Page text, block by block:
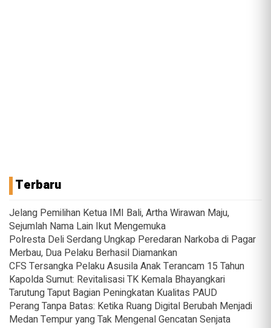
Terbaru
Jelang Pemilihan Ketua IMI Bali, Artha Wirawan Maju,
Sejumlah Nama Lain Ikut Mengemuka
Polresta Deli Serdang Ungkap Peredaran Narkoba di Pagar
Merbau, Dua Pelaku Berhasil Diamankan
CFS Tersangka Pelaku Asusila Anak Terancam 15 Tahun
Kapolda Sumut: Revitalisasi TK Kemala Bhayangkari
Tarutung Taput Bagian Peningkatan Kualitas PAUD
Perang Tanpa Batas: Ketika Ruang Digital Berubah Menjadi
Medan Tempur yang Tak Mengenal Gencatan Senjata